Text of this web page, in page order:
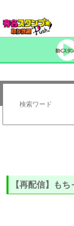
【再配信】も